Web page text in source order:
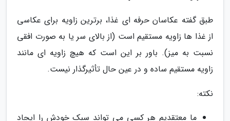
طبق گفته عکاسان حرفه ای غذا، برترین زاویه برای عکاسی
از غذا ها زاویه مستقیم است (از بالای سر یا به صورت افقی
نسبت به میز). باور بر این است که هیچ زاویه ای مانند
زاویه مستقیم ساده و در عین حال تأثیرگذار نیست.
نکته:
ما معتقدیم هر کسی می تواند سبک خودش را ایجاد